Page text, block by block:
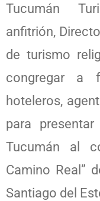
Tucumán
anfitrión,
de turismo
congregar a
hoteleros,
para
Tucumán al
Camino Real”
Santiago del